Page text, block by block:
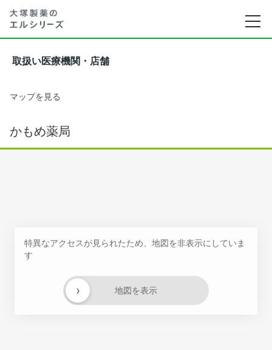
取扱い医療機関・店舗
マップを見る
かもめ薬局
特異なアクセスが見られたため、地図を非表示にしていま
す
地図を表示
›